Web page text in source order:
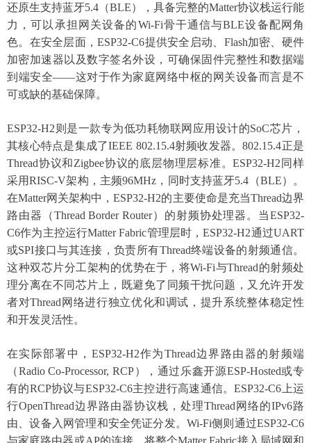
还原生支持蓝牙5.4（BLE），具备完整的Matter协议栈运行能
力，可以承担网关设备的Wi-Fi骨干通信与BLE设备配网角
色。在安全层面，ESP32-C6提供安全启动、Flash加密、硬件
加密加速器以及数字签名外设，可确保固件完整性和数据端
到端安全——这对于作为家庭网络中枢的网关设备而言是不
可或缺的基础保障。
ESP32-H2则是一款专为低功耗物联网应用设计的SoC芯片，
其核心特点是集成了IEEE 802.15.4射频收发器。802.15.4正是
Thread协议和Zigbee协议的底层物理层标准。ESP32-H2同样
采用RISC-V架构，主频96MHz，同时支持蓝牙5.4（BLE）。
在Matter网关架构中，ESP32-H2的主要使命是充当Thread边界
路由器（Thread Border Router）的射频协处理器。当ESP32-
C6作为主控运行Matter Fabric管理层时，ESP32-H2通过UART
或SPI接口与其连接，负责所有Thread终端设备的射频通信。
这种双芯片分工架构的优势在于，将Wi-Fi与Thread的射频处
理分离在不同芯片上，既避免了同频干扰问题，又允许开发
者对Thread网络进行独立优化和调试，提升系统整体稳定性
和开发灵活性。
在实际部署中， ESP32-H2作为Thread边界路由器的射频端
（Radio Co-Processor, RCP），通过乐鑫开源ESP-Hosted或专
有的RCP协议与ESP32-C6主控进行高速通信。ESP32-C6上运
行OpenThread边界路由器协议栈，处理Thread网络的IPv6路
由、设备入网管理和安全凭证分发。Wi-Fi侧则通过ESP32-C6
与家庭路由器或AP的连接，将整个Matter Fabric接入局域网和